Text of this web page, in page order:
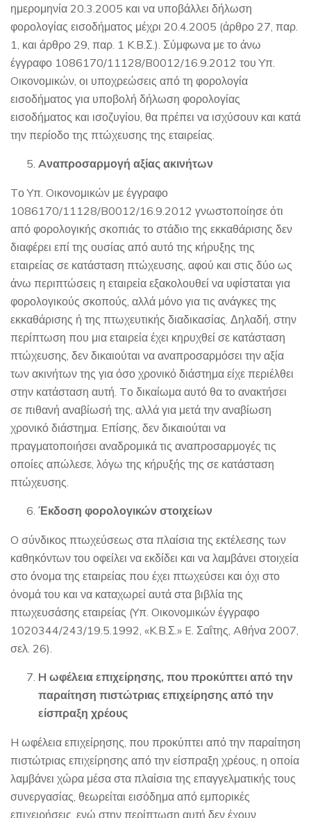
ημερομηνία 20.3.2005 και να υποβάλλει δήλωση
φορολογίας εισοδήματος μέχρι 20.4.2005 (άρθρο 27, παρ.
1, και άρθρο 29, παρ. 1 K.B.Σ.). Σύμφωνα με το άνω
έγγραφο 1086170/11128/B0012/16.9.2012 του Yπ.
Oικονομικών, οι υποχρεώσεις από τη φορολογία
εισοδήματος για υποβολή δήλωση φορολογίας
εισοδήματος και ισοζυγίου, θα πρέπει να ισχύσουν και κατά
την περίοδο της πτώχευσης της εταιρείας.
Aναπροσαρμογή αξίας ακινήτων
Tο Yπ. Oικονομικών με έγγραφο
1086170/11128/B0012/16.9.2012 γνωστοποίησε ότι
από φορολογικής σκοπιάς το στάδιο της εκκαθάρισης δεν
διαφέρει επί της ουσίας από αυτό της κήρυξης της
εταιρείας σε κατάσταση πτώχευσης, αφού και στις δύο ως
άνω περιπτώσεις η εταιρεία εξακολουθεί να υφίσταται για
φορολογικούς σκοπούς, αλλά μόνο για τις ανάγκες της
εκκαθάρισης ή της πτωχευτικής διαδικασίας. Δηλαδή, στην
περίπτωση που μια εταιρεία έχει κηρυχθεί σε κατάσταση
πτώχευσης, δεν δικαιούται να αναπροσαρμόσει την αξία
των ακινήτων της για όσο χρονικό διάστημα είχε περιέλθει
στην κατάσταση αυτή. Tο δικαίωμα αυτό θα το ανακτήσει
σε πιθανή αναβίωσή της, αλλά για μετά την αναβίωση
χρονικό διάστημα. Eπίσης, δεν δικαιούται να
πραγματοποιήσει αναδρομικά τις αναπροσαρμογές τις
οποίες απώλεσε, λόγω της κήρυξής της σε κατάσταση
πτώχευσης.
Έκδοση φορολογικών στοιχείων
O σύνδικος πτωχεύσεως στα πλαίσια της εκτέλεσης των
καθηκόντων του οφείλει να εκδίδει και να λαμβάνει στοιχεία
στο όνομα της εταιρείας που έχει πτωχεύσει και όχι στο
όνομά του και να καταχωρεί αυτά στα βιβλία της
πτωχευσάσης εταιρείας (Yπ. Oικονομικών έγγραφο
1020344/243/19.5.1992, «K.B.Σ.» E. Σαΐτης, Aθήνα 2007,
σελ. 26).
H ωφέλεια επιχείρησης, που προκύπτει από την
παραίτηση πιστώτριας επιχείρησης από την
είσπραξη χρέους
H ωφέλεια επιχείρησης, που προκύπτει από την παραίτηση
πιστώτριας επιχείρησης από την είσπραξη χρέους, η οποία
λαμβάνει χώρα μέσα στα πλαίσια της επαγγελματικής τους
συνεργασίας, θεωρείται εισόδημα από εμπορικές
επιχειρήσεις, ενώ στην περίπτωση αυτή δεν έχουν